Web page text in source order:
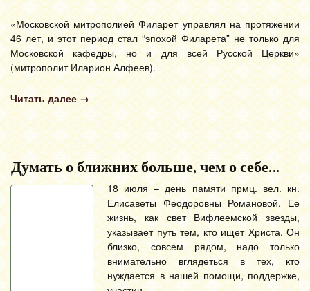
«Московской митрополией Филарет управлял на протяжении
46 лет, и этот период стал “эпохой Филарета” не только для
Московской кафедры, но и для всей Русской Церкви»
(митрополит Иларион Алфеев).
Читать далее →
Думать о ближних больше, чем о себе…
18 июля – день памяти прмц. вел. кн.
Елисаветы Феодоровны Романовой. Ее
жизнь, как свет Вифлеемской звезды,
указывает путь тем, кто ищет Христа. Он
близко, совсем рядом, надо только
внимательно вглядеться в тех, кто
нуждается в нашей помощи, поддержке,